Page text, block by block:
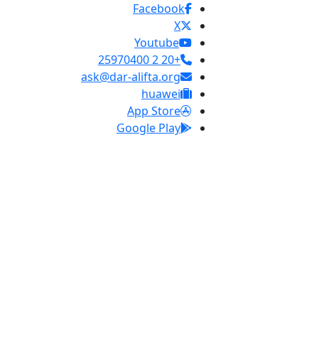
Facebook
X
Youtube
+20 2 25970400
ask@dar-alifta.org
huawei
App Store
Google Play